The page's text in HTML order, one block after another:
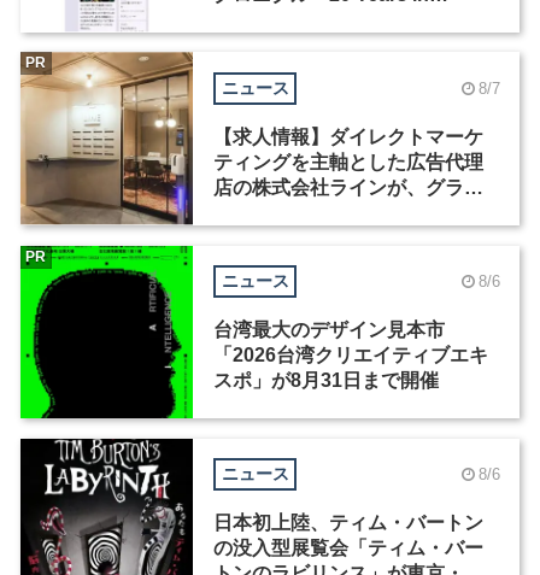
ニュース 8/7
【求人情報】ダイレクトマーケ
ティングを主軸とした広告代理
店の株式会社ラインが、グラフ
PR
ニュース 8/6
台湾最大のデザイン見本市
「2026台湾クリエイティブエキ
スポ」が8月31日まで開催
PR
ニュース 8/6
日本初上陸、ティム・バートン
の没入型展覧会「ティム・バー